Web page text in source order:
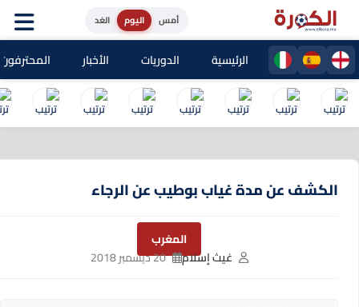
اليوم الغد
الرئيسية الدوريات الأخبار المحترفون
الكشف عن مدة غياب بوطيب عن الرجاء
المغرب
غيث إسلام
20 ديسمبر 2018